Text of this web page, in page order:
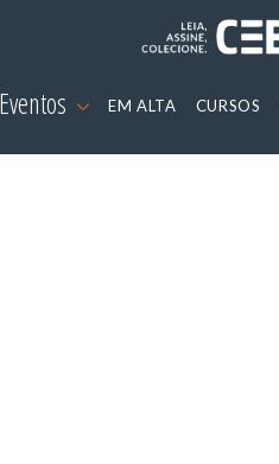
Eventos EM ALTA CURSOS